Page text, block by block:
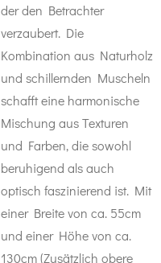
der den Betrachter
verzaubert. Die
Kombination aus Naturholz
und schillernden Muscheln
schafft eine harmonische
Mischung aus Texturen
und Farben, die sowohl
beruhigend als auch
optisch faszinierend ist. Mit
einer Breite von ca. 55cm
und einer Höhe von ca.
130cm (Zusätzlich obere